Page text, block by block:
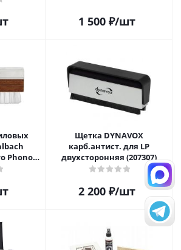
1 500₽/шт
Phono
Щетка DYNAVOX
карб.антист. для LP
двухсторонняя (207307)
2 200₽/шт